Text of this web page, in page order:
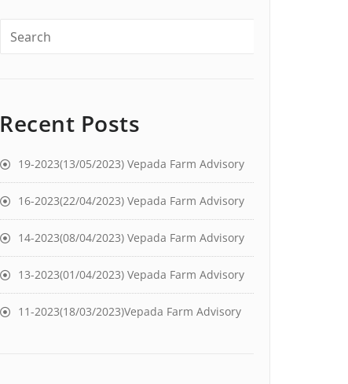
Recent Posts
19-2023(13/05/2023) Vepada Farm Advisory
16-2023(22/04/2023) Vepada Farm Advisory
14-2023(08/04/2023) Vepada Farm Advisory
13-2023(01/04/2023) Vepada Farm Advisory
11-2023(18/03/2023)Vepada Farm Advisory